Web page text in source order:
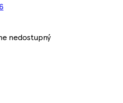
nedostupný